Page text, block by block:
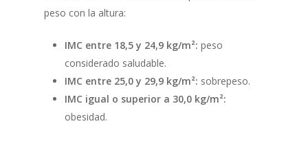
peso con la altura:
IMC entre 18,5 y 24,9 kg/m²: peso
considerado saludable.
IMC entre 25,0 y 29,9 kg/m²: sobrepeso.
IMC igual o superior a 30,0 kg/m²:
obesidad.